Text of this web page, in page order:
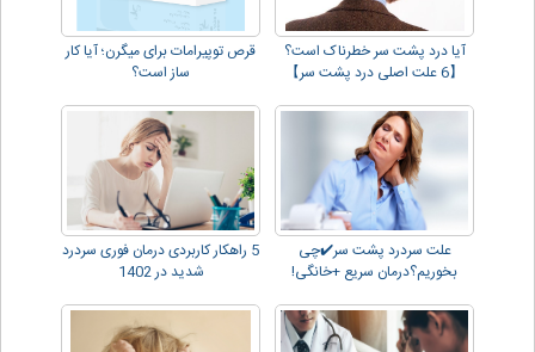
آیا درد پشت سر خطرناک است؟
【6 علت اصلی درد پشت سر】
قرص توپیرامات برای میگرن؛ آیا کار
ساز است؟
علت سردرد پشت سر✔️چی
بخوریم؟درمان سریع +خانگی!
5 راهکار کاربردی درمان فوری سردرد
شدید در 1402